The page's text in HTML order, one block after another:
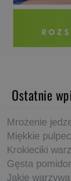
Ostatnie
Mrożenie
Miękkie
Krokieciki
Gęsta
Jakie